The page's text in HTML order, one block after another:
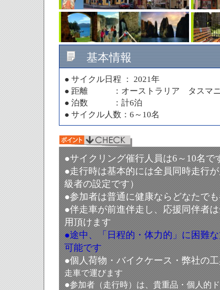
基本情報
● サイクル日程 ： 2021年
● 距離 ：オーストラリア タスマ
● 泊数 ：計6泊
● サイクル人数：6～10名
●サイクリング催行人員は6～10名で
●走行時は基本的には全員同時走行
級者の設定です）
●参加者は普通に健康ならどなたで
●伴走車が前進伴走し 、応援同伴者
用頂けます
●途中、
「日程的・体力的」に困難
可能です
●個人荷物・バイクケース・ 弊社の
走車で運びます
●参加者（走行時）は、貴重品・個人的